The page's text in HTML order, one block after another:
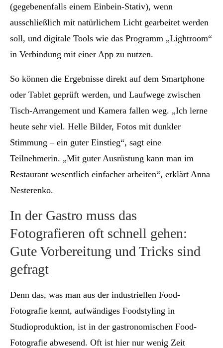
(gegebenenfalls einem Einbein-Stativ), wenn
ausschließlich mit natürlichem Licht gearbeitet werden
soll, und digitale Tools wie das Programm „Lightroom“
in Verbindung mit einer App zu nutzen.
So können die Ergebnisse direkt auf dem Smartphone
oder Tablet geprüft werden, und Laufwege zwischen
Tisch-Arrangement und Kamera fallen weg. „Ich lerne
heute sehr viel. Helle Bilder, Fotos mit dunkler
Stimmung – ein guter Einstieg“, sagt eine
Teilnehmerin. „Mit guter Ausrüstung kann man im
Restaurant wesentlich einfacher arbeiten“, erklärt Anna
Nesterenko.
In der Gastro muss das
Fotografieren oft schnell gehen:
Gute Vorbereitung und Tricks sind
gefragt
Denn das, was man aus der industriellen Food-
Fotografie kennt, aufwändiges Foodstyling in
Studioproduktion, ist in der gastronomischen Food-
Fotografie abwesend. Oft ist hier nur wenig Zeit